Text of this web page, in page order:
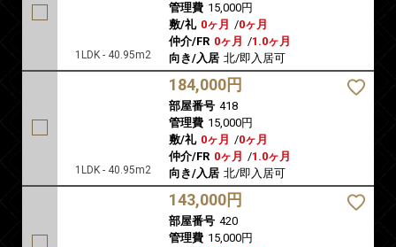
1LDK - 40.95m2
管理費 15,000円
敷/礼 0ヶ月 /0ヶ月
仲介/FR 0ヶ月 /1.0ヶ月
向き/入居 北/即入居可
1LDK - 40.95m2
184,000円
部屋番号 418
管理費 15,000円
敷/礼 0ヶ月 /0ヶ月
仲介/FR 0ヶ月 /1.0ヶ月
向き/入居 北/即入居可
143,000円
部屋番号 420
管理費 15,000円